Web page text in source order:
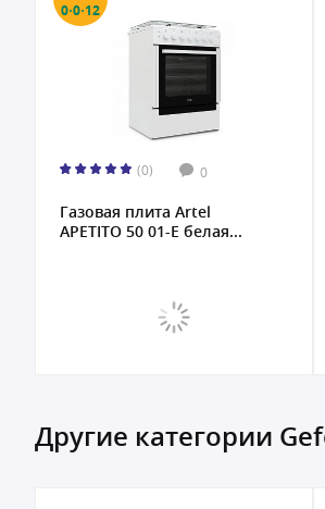
0·0·6
(0) 0
Газовая плита Hansa
FCMW682233
Другие категории